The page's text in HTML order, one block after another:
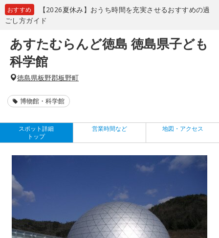
おすすめ
【2026夏休み】おうち時間を充実させるおすすめの過
ごし方ガイド
あすたむらんど徳島 徳島県子ども
科学館
徳島県板野郡板野町
博物館・科学館
スポット詳細
トップ
営業時間など 地図・アクセス